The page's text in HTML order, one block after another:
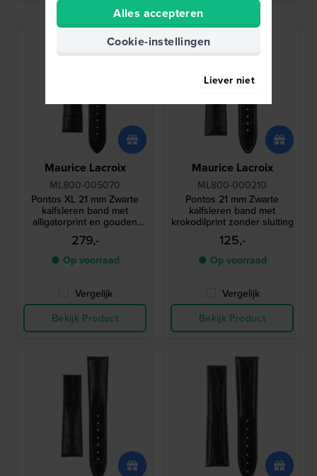
Maurice Lacroix
ML800-005070
Pontos XL 21 mm Zwarte
kalfsleren band met
alligatorprint en gouden
logo zonder gesp
279,-
● Op voorraad
Vergelijk
Bekijk Product
Maurice Lacroix
ML800-000210
Pontos 21 mm Zwarte
kalfsleren band met
krokodilprint zonder sluiting
125,-
● Op voorraad
Vergelijk
Bekijk Product
Alles accepteren
Cookie-instellingen
Liever niet